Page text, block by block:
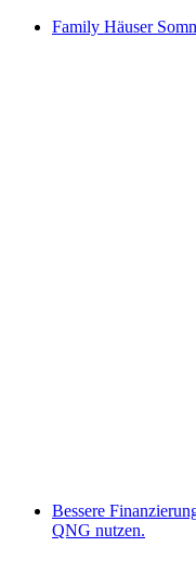
Family Häuser
Bessere
QNG nutzen.